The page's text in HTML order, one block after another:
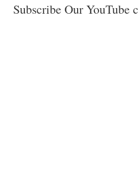
Subscribe Our YouTube